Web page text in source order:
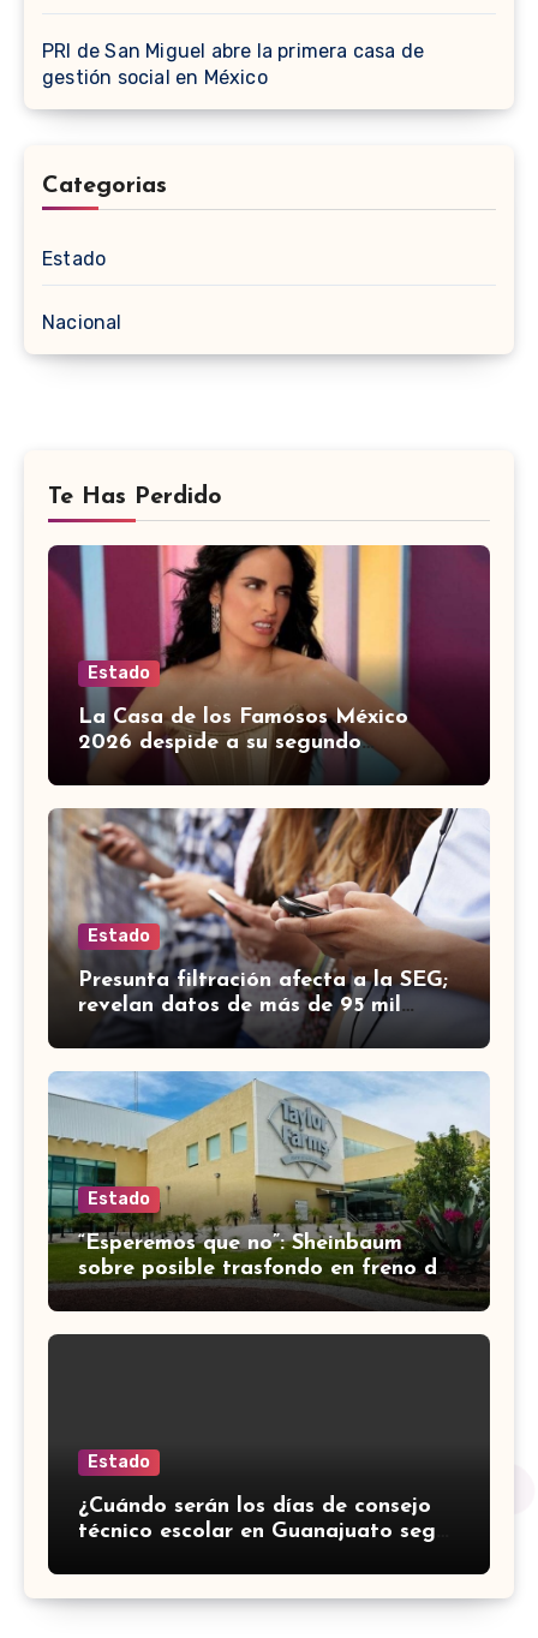
PRI de San Miguel abre la primera casa de
gestión social en México
Categorias
Estado
Nacional
Te Has Perdido
Estado
La Casa de los Famosos México
2026 despide a su segundo
habitante: ¿Quién fue eliminado?
Estado
Presunta filtración afecta a la SEG;
revelan datos de más de 95 mil
trabajadores de Guanajuato
Estado
“Esperemos que no”: Sheinbaum
sobre posible trasfondo en freno de
importación de lechuga de
Guanajuato a EUA
Estado
¿Cuándo serán los días de consejo
técnico escolar en Guanajuato según